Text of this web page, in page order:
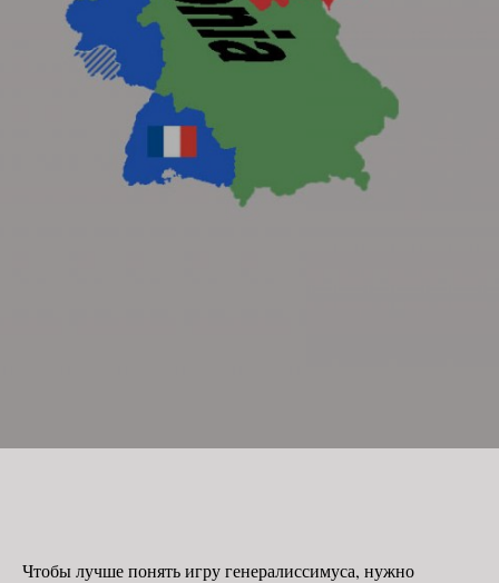
Чтобы лучше понять игру генералиссимуса, нужно